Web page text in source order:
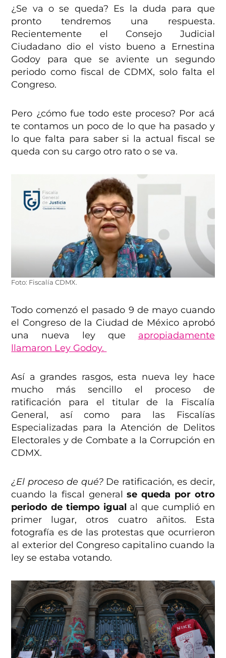
¿Se va o se queda? Es la duda para que
pronto tendremos una respuesta.
Recientemente el Consejo Judicial
Ciudadano dio el visto bueno a Ernestina
Godoy para que se aviente un segundo
periodo como fiscal de CDMX, solo falta el
Congreso.
Pero ¿cómo fue todo este proceso? Por acá
te contamos un poco de lo que ha pasado y
lo que falta para saber si la actual fiscal se
queda con su cargo otro rato o se va.
Foto: Fiscalía CDMX.
Todo comenzó el pasado 9 de mayo cuando
el Congreso de la Ciudad de México aprobó
una nueva ley que apropiadamente
llamaron Ley Godoy.
Así a grandes rasgos, esta nueva ley hace
mucho más sencillo el proceso de
ratificación para el titular de la Fiscalía
General, así como para las Fiscalías
Especializadas para la Atención de Delitos
Electorales y de Combate a la Corrupción en
CDMX.
¿El proceso de qué?De ratificación, es decir,
cuando la fiscal general se queda por otro
periodo de tiempo igual al que cumplió en
primer lugar, otros cuatro añitos. Esta
fotografía es de las protestas que ocurrieron
al exterior del Congreso capitalino cuando la
ley se estaba votando.